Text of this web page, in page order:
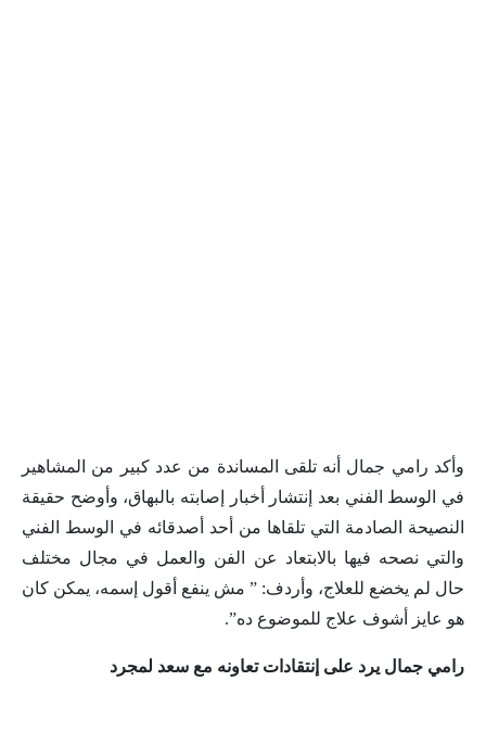
وأكد رامي جمال أنه تلقى المساندة من عدد كبير من المشاهير
في الوسط الفني بعد إنتشار أخبار إصابته بالبهاق، وأوضح حقيقة
النصيحة الصادمة التي تلقاها من أحد أصدقائه في الوسط الفني
والتي نصحه فيها بالابتعاد عن الفن والعمل في مجال مختلف
حال لم يخضع للعلاج، وأردف: ” مش ينفع أقول إسمه، يمكن كان
هو عايز أشوف علاج للموضوع ده”.
رامي جمال يرد على إنتقادات تعاونه مع سعد لمجرد